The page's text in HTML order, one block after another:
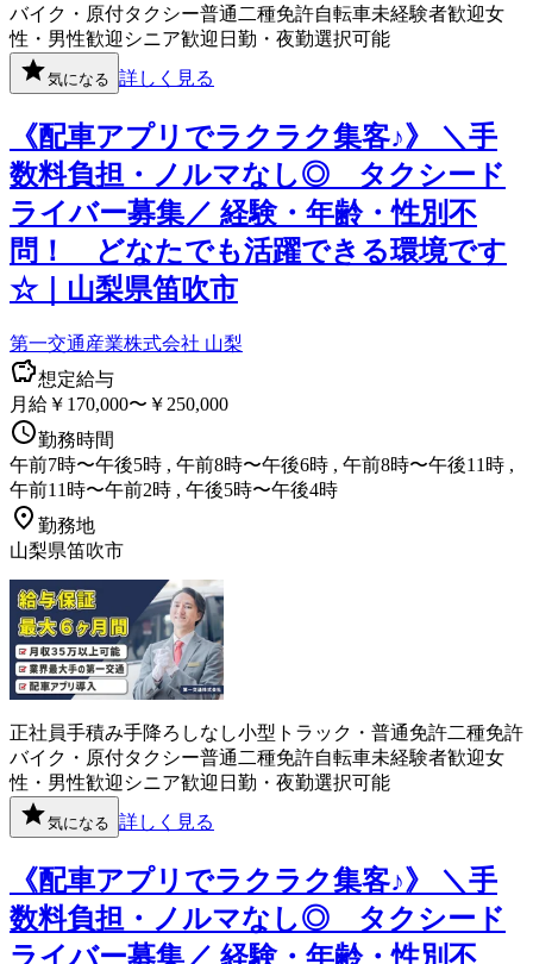
バイク・原付タクシー普通二種免許自転車未経験者歓迎女
性・男性歓迎 シニア歓迎 日勤・夜勤選択可能
気になる 詳しく見る
《配車アプリでラクラク集客♪》 ＼手
数料負担・ノルマなし◎ タクシード
ライバー募集／ 経験・年齢・性別不
問！ どなたでも活躍できる環境です
☆｜山梨県笛吹市
第一交通産業株式会社 山梨
想定給与
月給￥170,000〜￥250,000
勤務時間
午前7時〜午後5時 , 午前8時〜午後6時 , 午前8時〜午後11時 ,
午前11時〜午前2時 , 午後5時〜午後4時
勤務地
山梨県笛吹市
正社員手積み手降ろしなし小型トラック・普通免許二種免許
バイク・原付タクシー普通二種免許自転車未経験者歓迎女
性・男性歓迎 シニア歓迎 日勤・夜勤選択可能
気になる 詳しく見る
《配車アプリでラクラク集客♪》 ＼手
数料負担・ノルマなし◎ タクシード
ライバー募集／ 経験・年齢・性別不